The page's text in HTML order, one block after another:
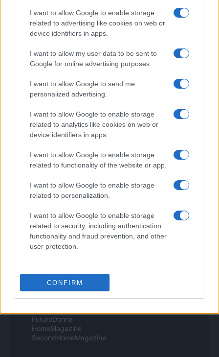
I want to allow Google to enable storage
related to advertising like cookies on web or
device identifiers in apps.
I want to allow my user data to be sent to
Google for online advertising purposes.
I want to allow Google to send me
personalized advertising.
I want to allow Google to enable storage
related to analytics like cookies on web or
device identifiers in apps.
I want to allow Google to enable storage
related to functionality of the website or app.
I want to allow Google to enable storage
related to personalization.
I want to allow Google to enable storage
related to security, including authentication
functionality and fraud prevention, and other
user protection.
CONFIRM
Italia
Cineverse Magazine
Donne Magazine
Food Blog
Motor Magazine
Notizie.it
Pet Story
Professione Lavoro
Sport Magazine
Think.it
Tuobenessere
Viaggiamo
Milano Cortina
Luxury Club
Professione mamma
World Music
Investimenti Magazine
Money 365
People Magazine
Day Travel
Tutto Gaming
ESG 365
FuturoDonna
HomeMagazine
SecondHomeMagazine